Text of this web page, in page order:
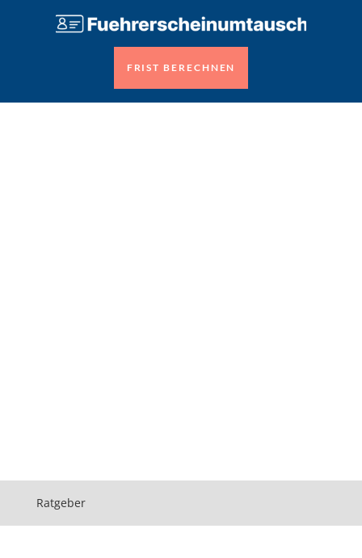
FRIST BERECHNEN
Ratgeber